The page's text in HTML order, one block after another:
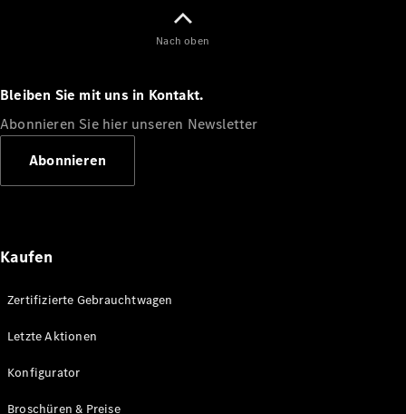
Konfigurator
Mercedes-
Benz Store
Cabriolet
Cabriolets
Cabriolet
Nach oben
Bleiben Sie mit uns in Kontakt.
Abonnieren Sie hier unseren Newsletter
Abonnieren
Kaufen
Zertifizierte Gebrauchtwagen
Letzte Aktionen
Konfigurator
Broschüren & Preise